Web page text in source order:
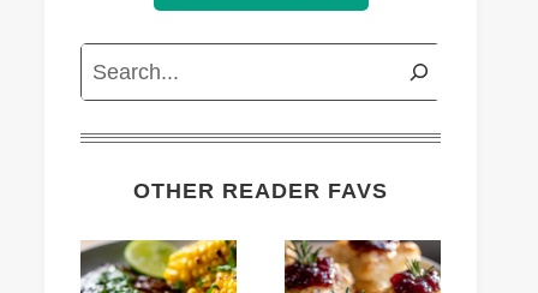
Search
OTHER READER FAVS